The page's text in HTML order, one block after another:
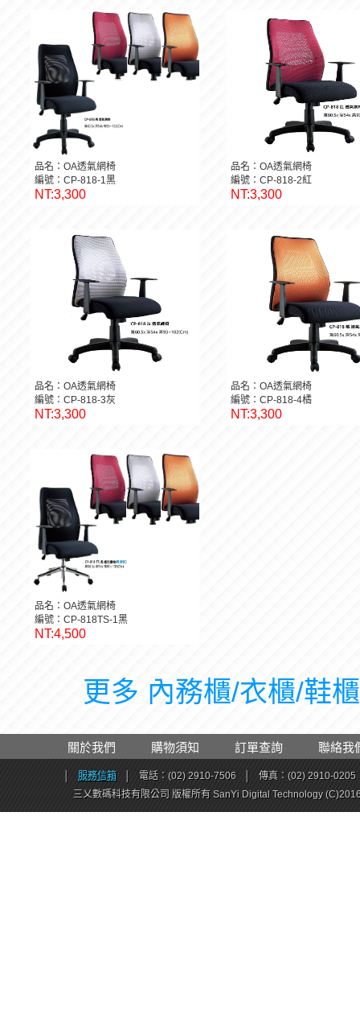
品名：OA透氣網椅
編號：CP-818-1黑
NT:3,300
品名：OA透氣網椅
編號：CP-818-2紅
NT:3,300
品名：OA透氣網椅
編號：CP-818-3灰
NT:3,300
品名：OA透氣網椅
編號：CP-818-4橘
NT:3,300
品名：OA透氣網椅
編號：CP-818TS-1黑
NT:4,500
更多 內務櫃/衣櫃/鞋
關於我們 購物須知 訂單查詢 聯絡我
服務信箱 電話：(02) 2910-7506
傳真：(02) 2910-0205
三乂數碼科技有限公司 版權所有 SanYi Digital Technology